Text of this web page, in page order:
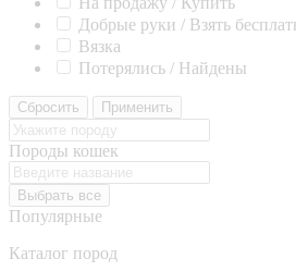
Добрые руки / Взять
Вязка
Потерялись / Найдены
Сбросить Применить
Породы кошек
Выбрать все
Популярные
Каталог пород